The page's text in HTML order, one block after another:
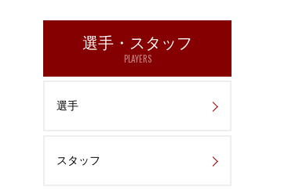
選手・スタッフ
PLAYERS
選手
スタッフ